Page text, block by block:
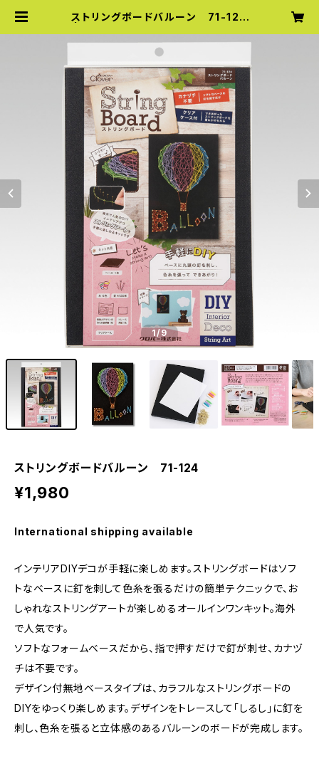
ストリングボードバルーン 71-124
ショップ
1/9
ストリングボードバルーン 71-124
¥1,980
International shipping available
インテリアDIYデコが手軽に楽しめます。ストリングボードはソフ
トなベースに釘を刺して色糸を張るだけの簡単テクニックで、お
しゃれなストリングアートが楽しめるオールインワンキット。海外
で人気です。
ソフトなフォームベースだから、指で押すだけで釘が刺せ、カナヅ
チは不要です。
デザイン付無地ベースタイプは、カラフルなストリングボードの
DIYをゆっくり楽しめます。デザインをトレースして「しるし」に釘を
刺し、色糸を張ると立体感のあるバルーンのボードが完成します。